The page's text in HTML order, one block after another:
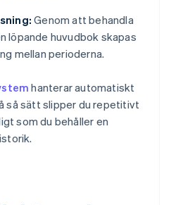
Genom att behandla
löpande huvudbok skapas
mellan perioderna.
hanterar automatiskt
så sätt slipper du repetitivt
som du behåller en